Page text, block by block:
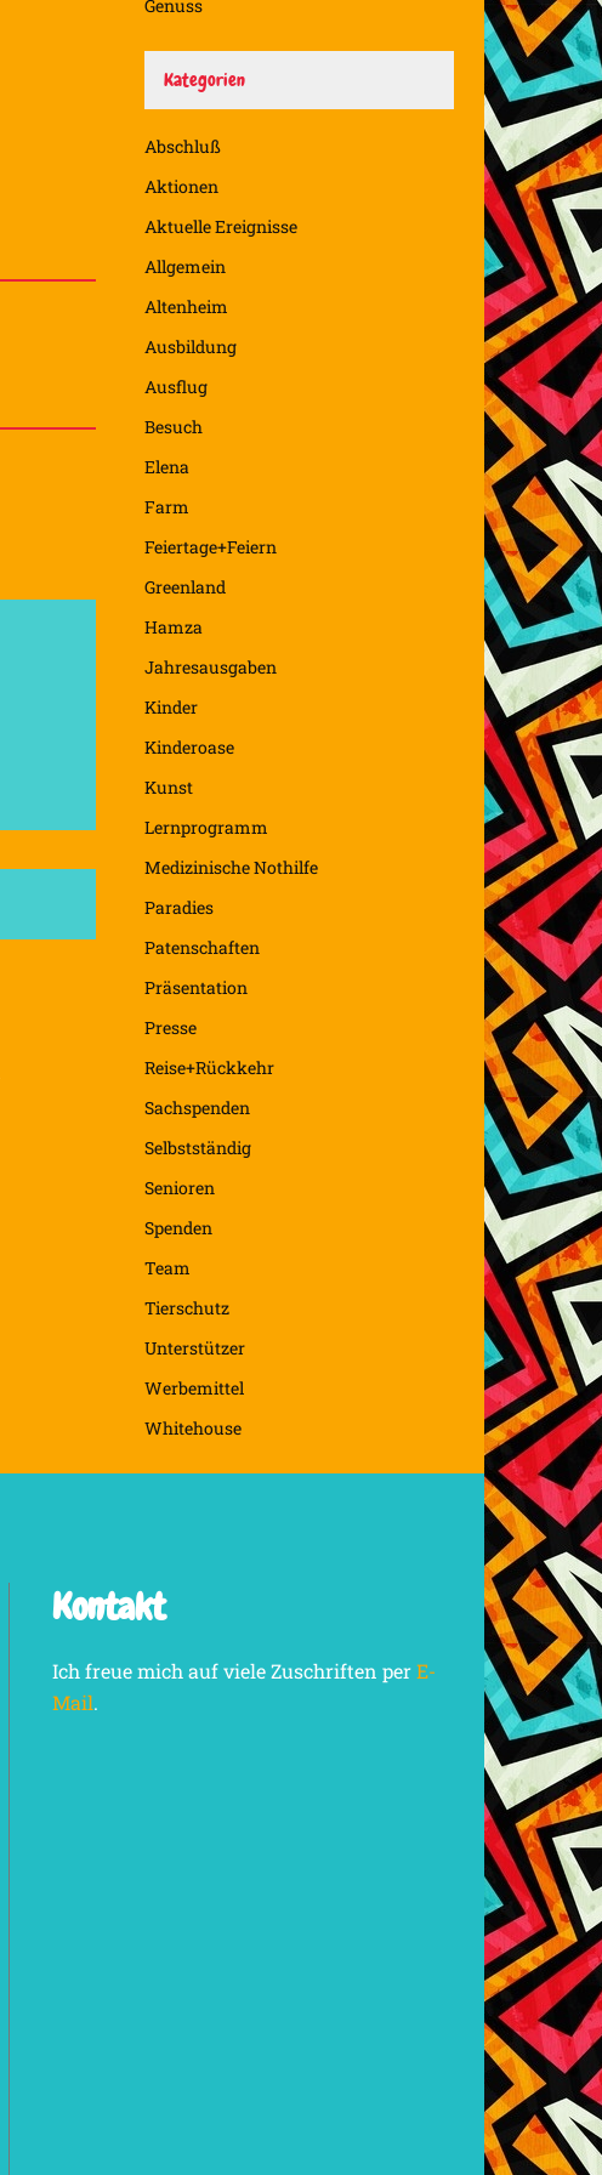
Genuss
Kategorien
Abschluß
Aktionen
Aktuelle Ereignisse
Allgemein
Altenheim
Ausbildung
Ausflug
Besuch
Elena
Farm
Feiertage+Feiern
Greenland
Hamza
Jahresausgaben
Kinder
Kinderoase
Kunst
Lernprogramm
Medizinische Nothilfe
Paradies
Patenschaften
Präsentation
Presse
Reise+Rückkehr
Sachspenden
Selbstständig
Senioren
Spenden
Team
Tierschutz
Unterstützer
Werbemittel
Whitehouse
Kontakt
Ich freue mich auf viele Zuschriften perE-
Mail.